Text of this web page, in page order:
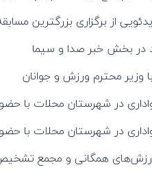
از برگزاری بزرگترین
در بخش خبر صدا و سیما
محترم ورزش و جوانان
در شهرستان محلات با
در شهرستان محلات با
همگانی و مجمع